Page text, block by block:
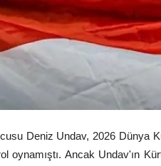
Deniz Undav, 2026 Dünya
oynamıştı. Ancak Undav'ın